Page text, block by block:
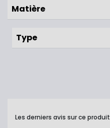
Matière
Type
Les derniers avis sur ce produit